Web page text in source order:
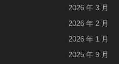
2026 年 3 月
2026 年 2 月
2026 年 1 月
2025 年 9 月